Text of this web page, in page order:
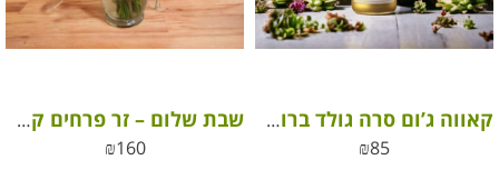
קאווה ג’ום סרה גולד ברוט (כשר)
₪85
שבת שלום – זר פרחים קטן באגרטל לשולחן מלא אהבה
₪160